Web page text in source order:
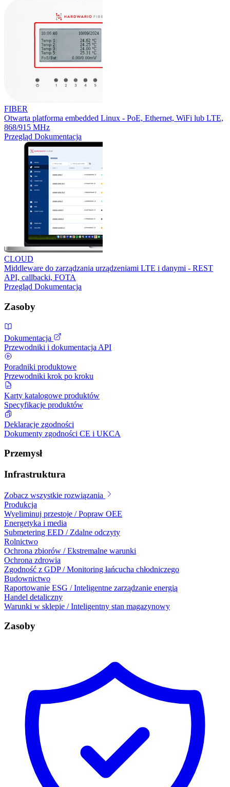
FIBER
Otwarta platforma embedded Linux - PoE, Ethernet, WiFi lub LTE,
868/915 MHz
Przegląd Dokumentacja
CLOUD
Middleware do zarządzania urządzeniami LTE i danymi - REST
API, callbacki, FOTA
Przegląd Dokumentacja
Zasoby
Dokumentacja
Przewodniki i dokumentacja API
Poradniki produktowe
Przewodniki krok po kroku
Karty katalogowe produktów
Specyfikacje produktów
Deklaracje zgodności
Dokumenty zgodności CE i UKCA
Przemysł
Infrastruktura
Zobacz wszystkie rozwiązania
Produkcja
Wyeliminuj przestoje / Popraw OEE
Energetyka i media
Submetering EED / Zdalne odczyty
Rolnictwo
Ochrona zbiorów / Ekstremalne warunki
Ochrona zdrowia
Zgodność z GDP / Monitoring łańcucha chłodniczego
Budownictwo
Raportowanie ESG / Inteligentne zarządzanie energią
Handel detaliczny
Warunki w sklepie / Inteligentny stan magazynowy
Zasoby